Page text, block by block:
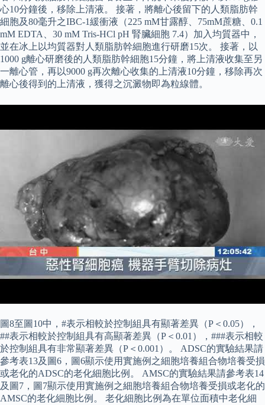
心10分鐘後，移除上清液。 接著，將離心後留下的人類脂肪幹
細胞及80毫升之IBC-1緩衝液（225 mM甘露醇、75mM蔗糖、0.1
mM EDTA、30 mM Tris-HCl pH 腎臟細胞 7.4）加入均質器中，
並在冰上以均質器對人類脂肪幹細胞進行研磨15次。 接著，以
1000 g離心研磨後的人類脂肪幹細胞15分鐘，將上清液收集至另
一離心管，再以9000 g再次離心收集的上清液10分鐘，移除再次
離心後得到的上清液，獲得之沉澱物即為粒線體。
圖8至圖10中，#表示相較於控制組具有顯著差異（P＜0.05），
##表示相較於控制組具有高顯著差異（P＜0.01），###表示相較
於控制組具有非常顯著差異（P＜0.001）。 ADSC的實驗結果請
參考表13及圖6，圖6顯示使用實施例之細胞培養組合物培養受損
或老化的ADSC的老化細胞比例。 AMSC的實驗結果請參考表14
及圖7，圖7顯示使用實施例之細胞培養組合物培養受損或老化的
AMSC的老化細胞比例。 老化細胞比例為在單位面積中老化細